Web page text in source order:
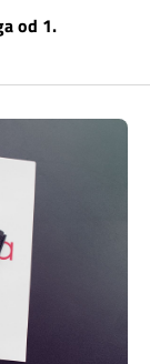
od 1.